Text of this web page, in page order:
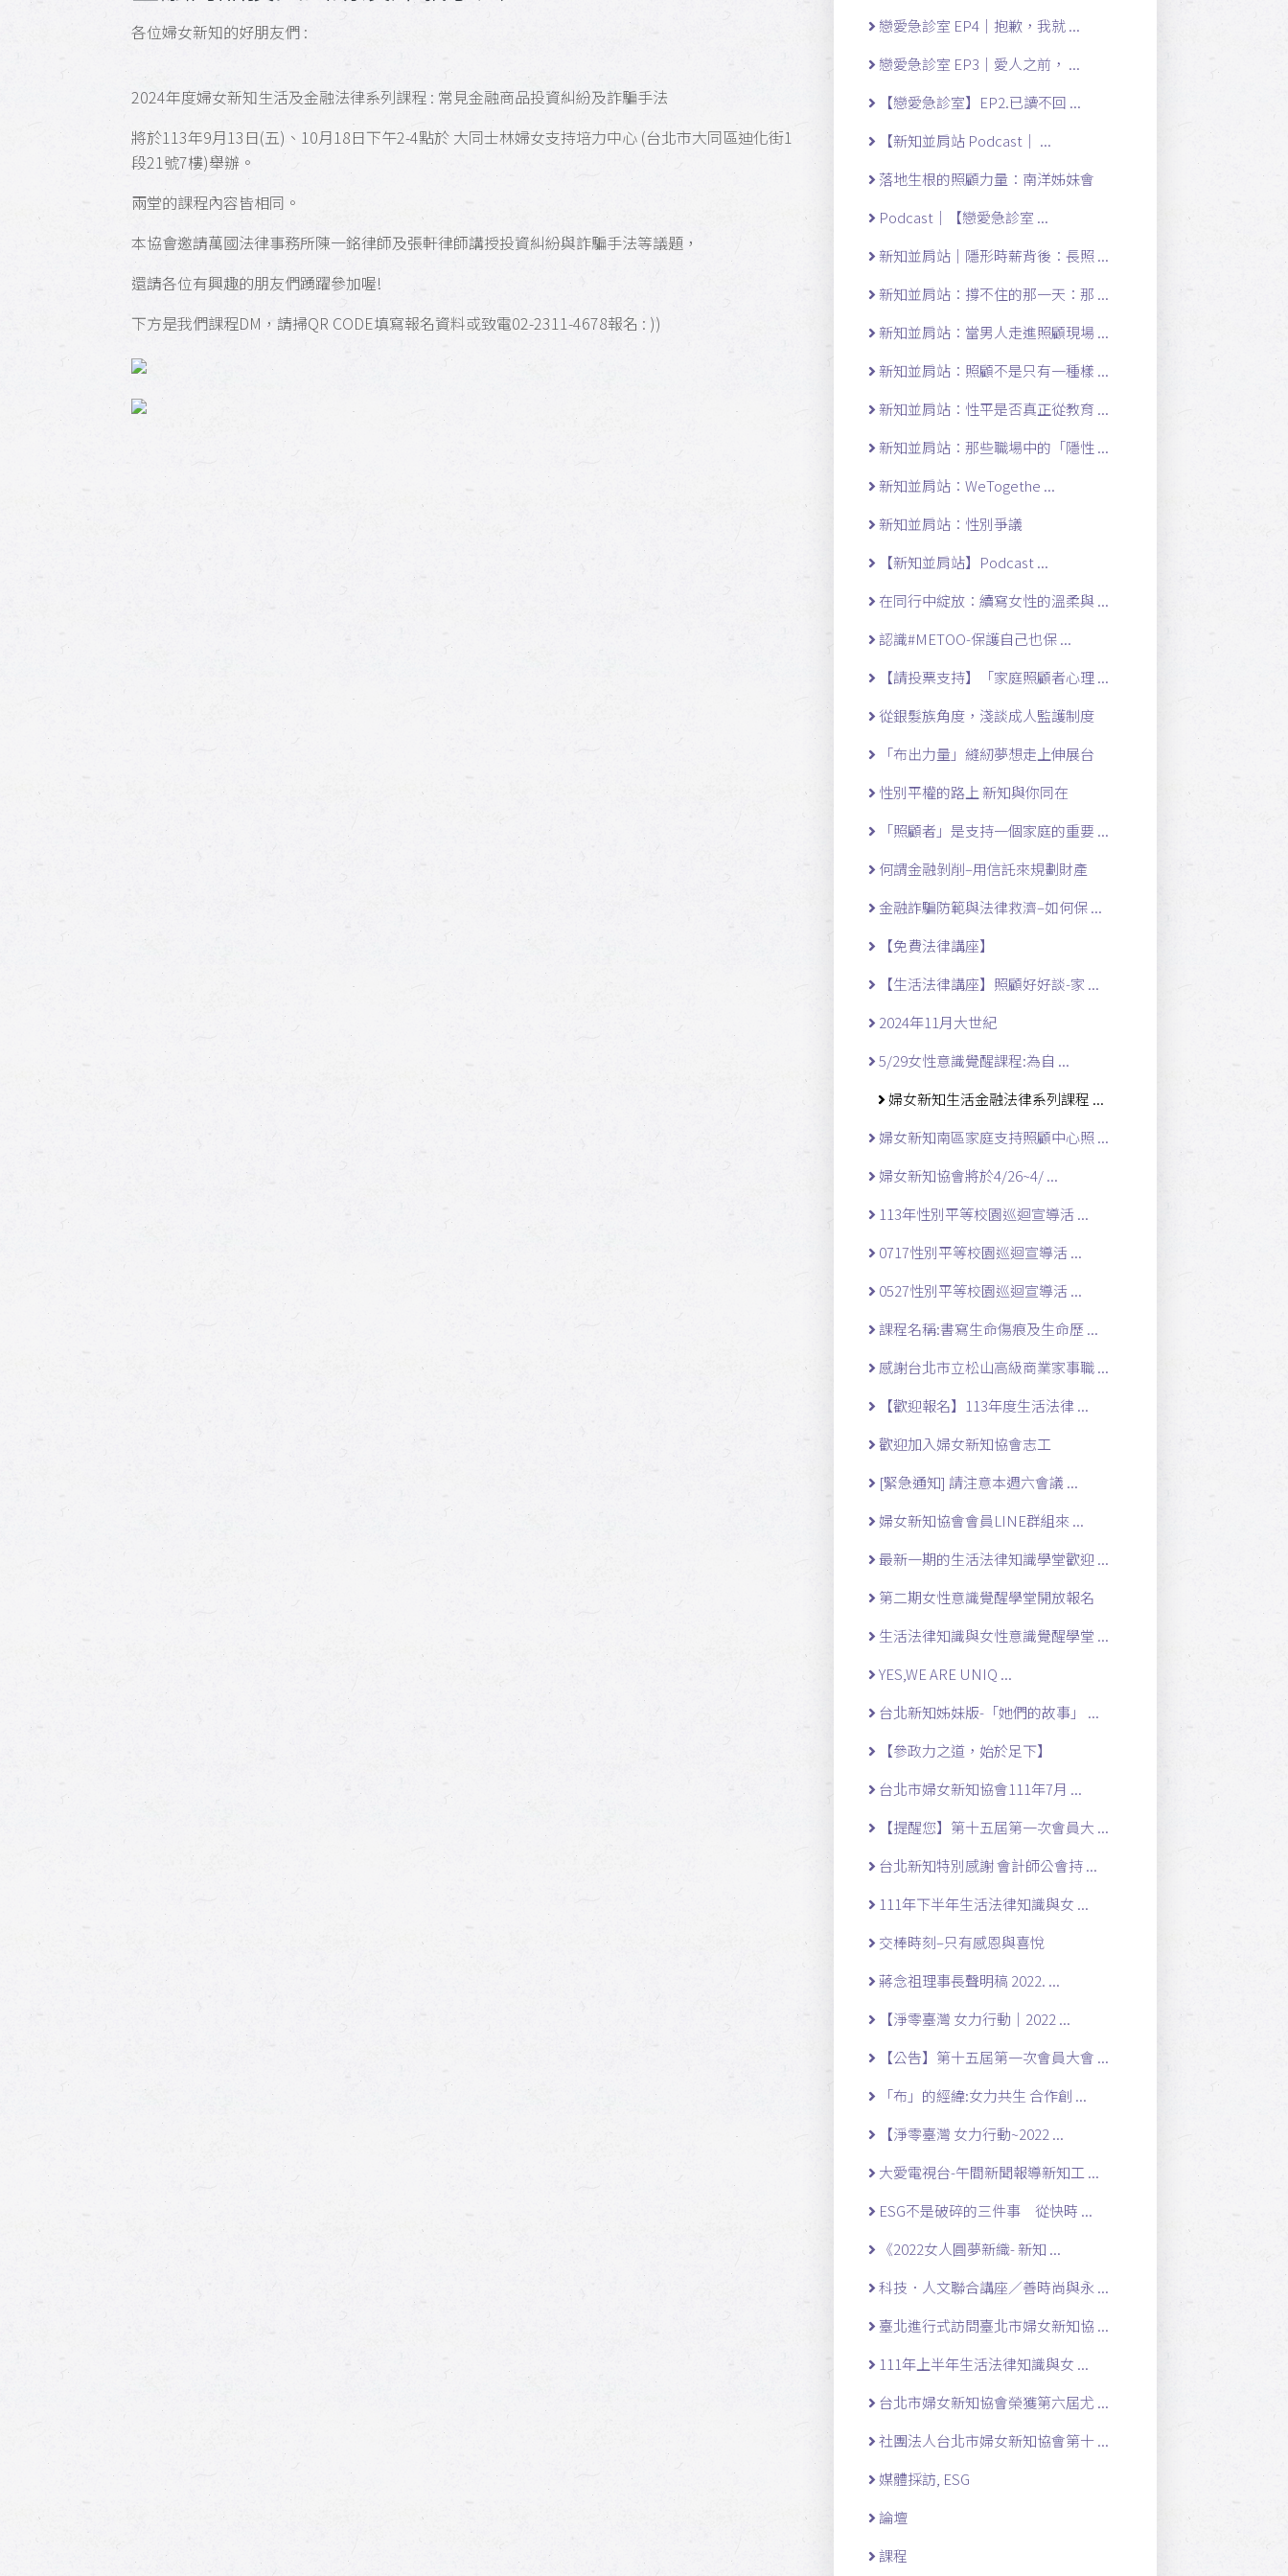
各位婦女新知的好朋友們 :
2024年度婦女新知生活及金融法律系列課程 : 常見金融商品投資糾紛及詐騙手法
將於113年9月13日(五)、10月18日下午2-4點於 大同士林婦女支持培力中心 (台北市大同區迪化街1
段21號7樓)舉辦。
兩堂的課程內容皆相同。
本協會邀請萬國法律事務所陳一銘律師及張軒律師講授投資糾紛與詐騙手法等議題，
還請各位有興趣的朋友們踴躍參加喔!
下方是我們課程DM，請掃QR CODE填寫報名資料或致電02-2311-4678報名 : ))
戀愛急診室 EP4｜抱歉，我就 ...
戀愛急診室 EP3｜愛人之前， ...
【戀愛急診室】EP2.已讀不回 ...
【新知並肩站 Podcast｜ ...
落地生根的照顧力量：南洋姊妹會
Podcast｜【戀愛急診室 ...
新知並肩站｜隱形時薪背後：長照 ...
新知並肩站：撐不住的那一天：那 ...
新知並肩站：當男人走進照顧現場 ...
新知並肩站：照顧不是只有一種樣 ...
新知並肩站：性平是否真正從教育 ...
新知並肩站：那些職場中的「隱性 ...
新知並肩站：WeTogethe ...
新知並肩站：性別爭議
【新知並肩站】Podcast ...
在同行中綻放：續寫女性的溫柔與 ...
認識#METOO-保護自己也保 ...
【請投票支持】「家庭照顧者心理 ...
從銀髮族角度，淺談成人監護制度
「布出力量」縫紉夢想走上伸展台
性別平權的路上 新知與你同在
「照顧者」是支持一個家庭的重要 ...
何謂金融剝削–用信託來規劃財產
金融詐騙防範與法律救濟–如何保 ...
【免費法律講座】
【生活法律講座】照顧好好談-家 ...
2024年11月大世紀
5/29女性意識覺醒課程:為自 ...
婦女新知生活金融法律系列課程 ...
婦女新知南區家庭支持照顧中心照 ...
婦女新知協會將於4/26~4/ ...
113年性別平等校園巡迴宣導活 ...
0717性別平等校園巡迴宣導活 ...
0527性別平等校園巡迴宣導活 ...
課程名稱:書寫生命傷痕及生命歷 ...
感謝台北市立松山高級商業家事職 ...
【歡迎報名】113年度生活法律 ...
歡迎加入婦女新知協會志工
[緊急通知] 請注意本週六會議 ...
婦女新知協會會員LINE群組來 ...
最新一期的生活法律知識學堂歡迎 ...
第二期女性意識覺醒學堂開放報名
生活法律知識與女性意識覺醒學堂 ...
YES,WE ARE UNIQ ...
台北新知姊妹版-「她們的故事」 ...
【參政力之道，始於足下】
台北市婦女新知協會111年7月 ...
【提醒您】第十五屆第一次會員大 ...
台北新知特別感謝 會計師公會持 ...
111年下半年生活法律知識與女 ...
交棒時刻–只有感恩與喜悅
蔣念祖理事長聲明稿 2022. ...
【淨零臺灣 女力行動｜2022 ...
【公告】第十五屆第一次會員大會 ...
「布」的經緯:女力共生 合作創 ...
【淨零臺灣 女力行動~2022 ...
大愛電視台-午間新聞報導新知工 ...
ESG不是破碎的三件事 從快時 ...
《2022女人圓夢新織- 新知 ...
科技．人文聯合講座／善時尚與永 ...
臺北進行式訪問臺北市婦女新知協 ...
111年上半年生活法律知識與女 ...
台北市婦女新知協會榮獲第六屆尤 ...
社團法人台北市婦女新知協會第十 ...
媒體採訪, ESG
論壇
課程